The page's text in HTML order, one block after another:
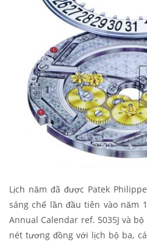
Lịch năm đã được Patek
sáng chế lần đầu tiên vào năm
Annual Calendar ref. 5035J và
nét tương đồng với lịch bộ ba,